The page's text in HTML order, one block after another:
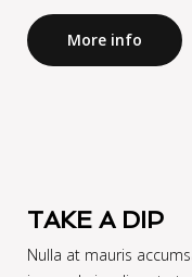
More info
TAKE A DIP
Nulla at mauris